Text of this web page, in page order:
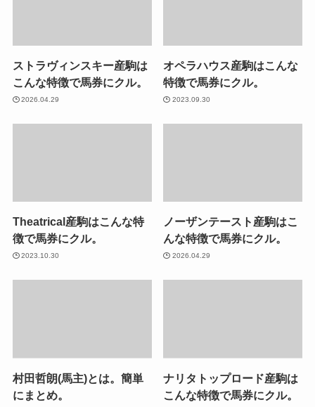
ストラヴィンスキー産駒は
こんな特徴で馬券にクル。
2026.04.29
オペラハウス産駒はこんな
特徴で馬券にクル。
2023.09.30
Theatrical産駒はこんな特
徴で馬券にクル。
2023.10.30
ノーザンテースト産駒はこ
んな特徴で馬券にクル。
2026.04.29
村田哲朗(馬主)とは。簡単
にまとめ。
ナリタトップロード産駒は
こんな特徴で馬券にクル。